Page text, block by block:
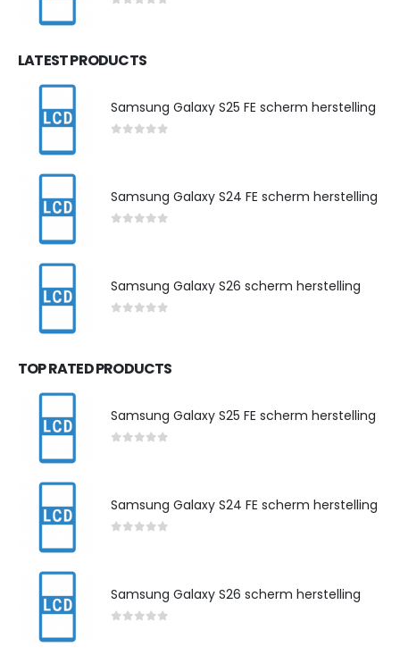
LATEST PRODUCTS
Samsung Galaxy S25 FE scherm herstelling
Samsung Galaxy S24 FE scherm herstelling
Samsung Galaxy S26 scherm herstelling
TOP RATED PRODUCTS
Samsung Galaxy S25 FE scherm herstelling
Samsung Galaxy S24 FE scherm herstelling
Samsung Galaxy S26 scherm herstelling